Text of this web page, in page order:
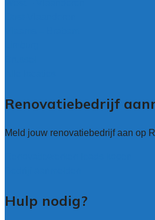
Renovatiebedrijf
Meld jouw renovatiebedrijf aan op
Hulp nodig?